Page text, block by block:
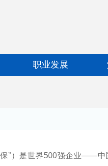
职业发展
）是世界500强企业——中